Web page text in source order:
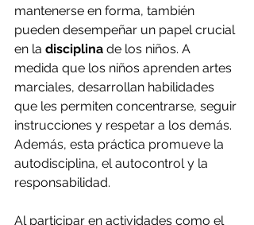
mantenerse en forma, también
pueden desempeñar un papel crucial
en la disciplina de los niños. A
medida que los niños aprenden artes
marciales, desarrollan habilidades
que les permiten concentrarse, seguir
instrucciones y respetar a los demás.
Además, esta práctica promueve la
autodisciplina, el autocontrol y la
responsabilidad.
Al participar en actividades como el